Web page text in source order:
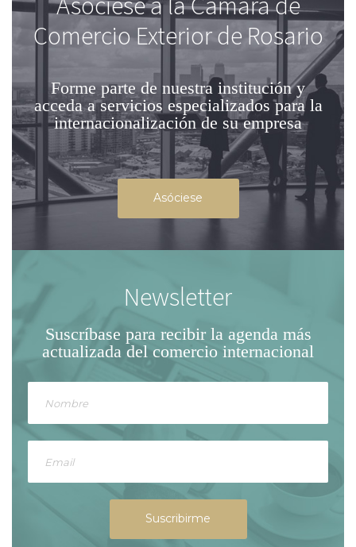
Comercio Exterior de Rosario
Forme parte de nuestra institucióny
acceda a servicios especializados para la
internacionalización de su empresa
Asóciese
Newsletter
Suscríbase para recibir la agendamás
actualizada del comercio internacional
Suscribirme